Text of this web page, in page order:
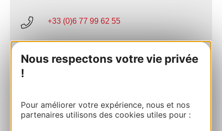
Nous respectons votre vie privée
!
Pour améliorer votre expérience, nous et nos
partenaires utilisons des cookies utiles pour :
+33 (0)6 77 99 62 55
Facebook